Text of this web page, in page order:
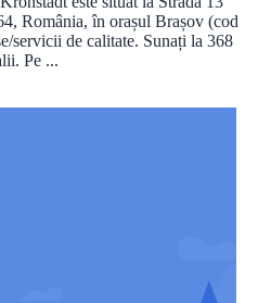
România, în orașul Brașov (cod
servicii de calitate. Sunați la 368
Pe ...